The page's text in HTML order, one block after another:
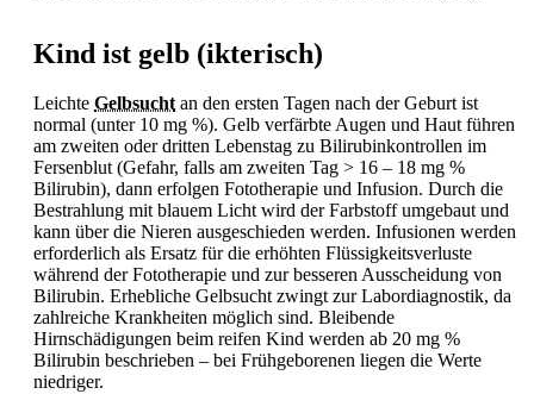
Kind ist gelb (ikterisch)
Leichte Gelbsuchtan den ersten Tagen nach der Geburt ist
normal (unter 10 mg %). Gelb verfärbte Augen und Haut führen
am zweiten oder dritten Lebenstag zu Bilirubinkontrollen im
Fersenblut (Gefahr, falls am zweiten Tag > 16 – 18 mg %
Bilirubin), dann erfolgen Fototherapie und Infusion. Durch die
Bestrahlung mit blauem Licht wird der Farbstoff umgebaut und
kann über die Nieren ausgeschieden werden. Infusionen werden
erforderlich als Ersatz für die erhöhten Flüssigkeitsverluste
während der Fototherapie und zur besseren Ausscheidung von
Bilirubin. Erhebliche Gelbsucht zwingt zur Labordiagnostik, da
zahlreiche Krankheiten möglich sind. Bleibende
Hirnschädigungen beim reifen Kind werden ab 20 mg %
Bilirubin beschrieben – bei Frühgeborenen liegen die Werte
niedriger.